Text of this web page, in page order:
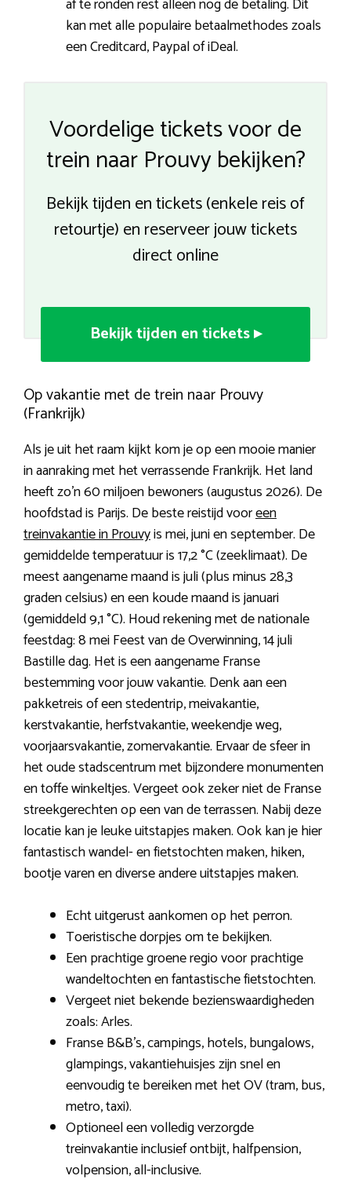
kan met alle populaire betaalmethodes zoals
een Creditcard, Paypal of iDeal.
Voordelige tickets voor de
trein naar Prouvy bekijken?
Bekijk tijden en tickets (enkele reis of
retourtje) en reserveer jouw tickets
direct online
Bekijk tijden en tickets ▸
Op vakantie met de trein naar Prouvy
(Frankrijk)
Als je uit het raam kijkt kom je op een mooie manier
in aanraking met het verrassende Frankrijk. Het land
heeft zo’n 60 miljoen bewoners (augustus 2026). De
hoofdstad is Parijs. De beste reistijd vooreen
treinvakantie in Prouvyis mei, juni en september. De
gemiddelde temperatuur is 17,2 °C (zeeklimaat). De
meest aangename maand is juli (plus minus 28,3
graden celsius) en een koude maand is januari
(gemiddeld 9,1 °C). Houd rekening met de nationale
feestdag: 8 mei Feest van de Overwinning, 14 juli
Bastille dag. Het is een aangename Franse
bestemming voor jouw vakantie. Denk aan een
pakketreis of een stedentrip, meivakantie,
kerstvakantie, herfstvakantie, weekendje weg,
voorjaarsvakantie, zomervakantie. Ervaar de sfeer in
het oude stadscentrum met bijzondere monumenten
en toffe winkeltjes. Vergeet ook zeker niet de Franse
streekgerechten op een van de terrassen. Nabij deze
locatie kan je leuke uitstapjes maken. Ook kan je hier
fantastisch wandel- en fietstochten maken, hiken,
bootje varen en diverse andere uitstapjes maken.
Echt uitgerust aankomen op het perron.
Toeristische dorpjes om te bekijken.
Een prachtige groene regio voor prachtige
wandeltochten en fantastische fietstochten.
Vergeet niet bekende bezienswaardigheden
zoals: Arles.
Franse B&B’s, campings, hotels, bungalows,
glampings, vakantiehuisjes zijn snel en
eenvoudig te bereiken met het OV (tram, bus,
metro, taxi).
Optioneel een volledig verzorgde
treinvakantie inclusief ontbijt, halfpension,
volpension, all-inclusive.